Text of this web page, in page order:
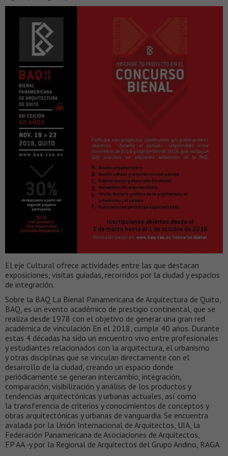
El eje Cultural ofrece actividades entre las que destacan
exposiciones, visitas guiadas, recorridos por la ciudad y espacios
de integración.
Sobre la BAQ La Bienal Panamericana de Arquitectura de Quito,
BAQ, es un evento académico de prestigio continental, que se
realiza desde 1978 con el objetivo de generar una gran red
académica de vinculación En el 2018, cumple 40 años. Durante
estas 4 décadas ha sido un encuentro vivo entre profesionales
y estudiantes relacionados con la arquitectura, el urbanismo
y otras disciplinas que se vinculan directamente con el
desarrollo de la ciudad, creando un espacio donde
periódicamente se generan intercambio, integración,
comparación, visibilización y análisis de los productos y
tendencias arquitectónicas y urbanas actuales, así como
la transferencia de criterios y conocimientos de conceptos y
obras arquitectónicas y urbanas de vanguardia. Se encuentra
avalada por la Unión Internacional de Arquitectos, UIA, la
Federación Panamericana de Asociaciones de Arquitectos,
FP AA -y por la Regional de Arquitectos del Grupo Andino, RAGA.